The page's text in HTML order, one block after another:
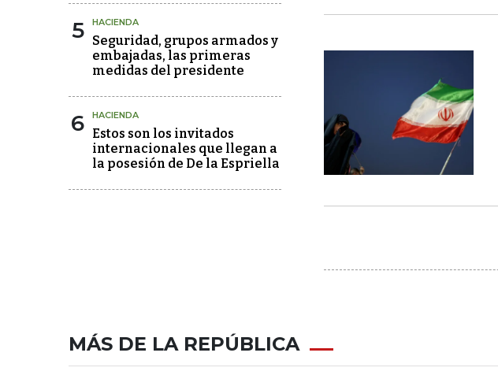
5 HACIENDA
Seguridad, grupos armados y
embajadas, las primeras
medidas del presidente
6 HACIENDA
Estos son los invitados
internacionales que llegan a
la posesión de De la Espriella
MÁS DE LA REPÚBLICA